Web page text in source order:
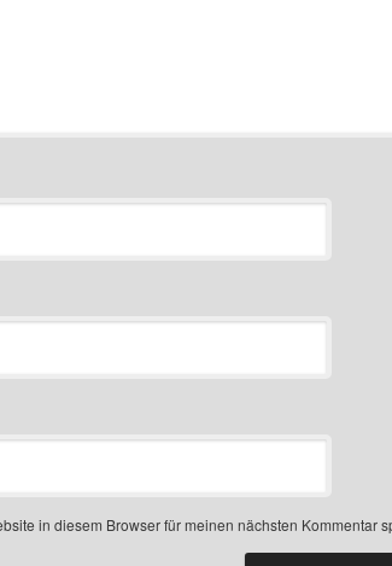
in diesem Browser für meinen nächsten Kommentar